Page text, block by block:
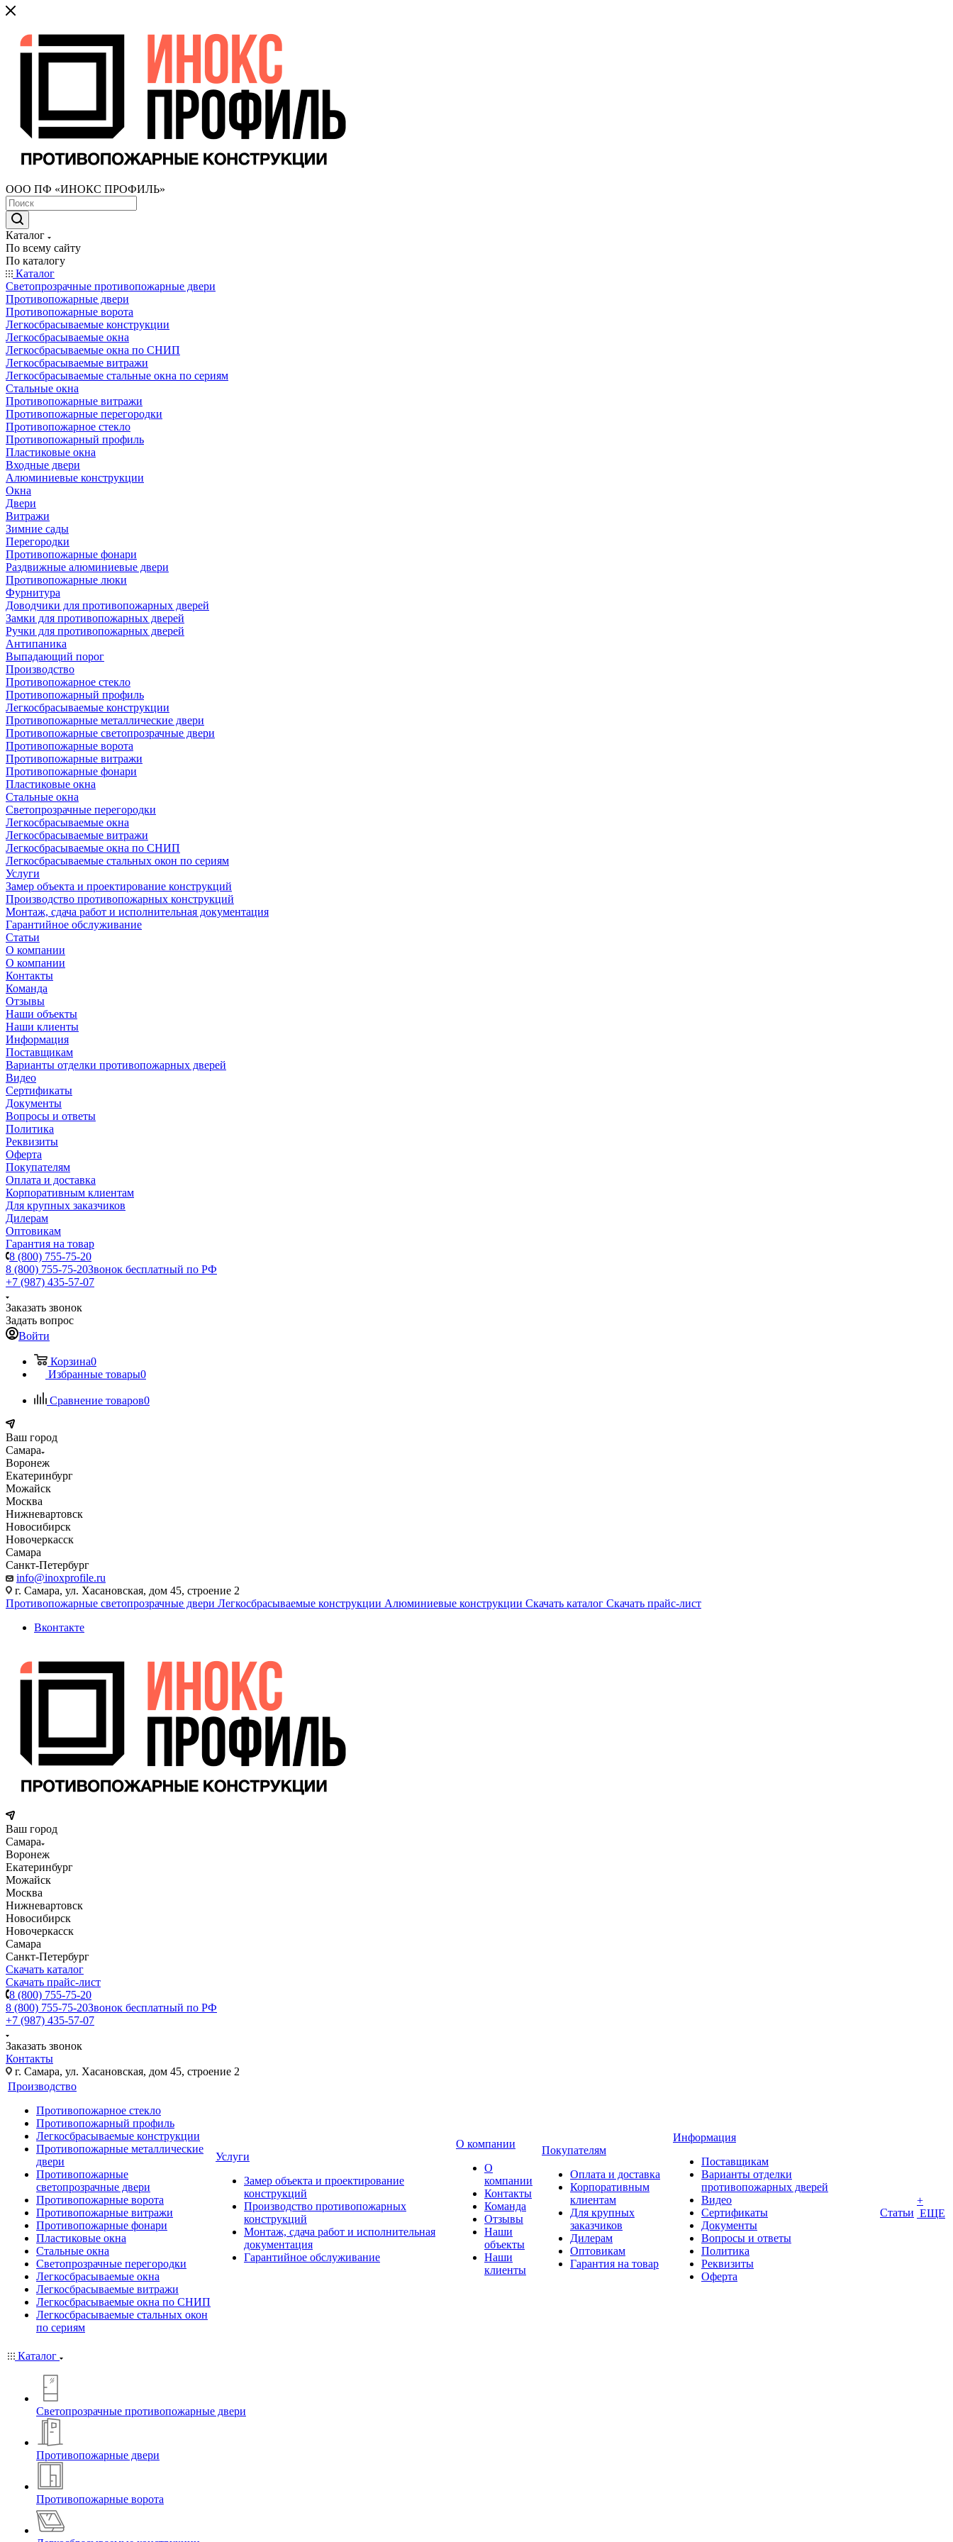
ООО ПФ «ИНОКС ПРОФИЛЬ»
Каталог
По всему сайту
По каталогу
Каталог
Светопрозрачные противопожарные двери
Противопожарные двери
Противопожарные ворота
Легкосбрасываемые конструкции
Легкосбрасываемые окна
Легкосбрасываемые окна по СНИП
Легкосбрасываемые витражи
Легкосбрасываемые стальные окна по сериям
Стальные окна
Противопожарные витражи
Противопожарные перегородки
Противопожарное стекло
Противопожарный профиль
Пластиковые окна
Входные двери
Алюминиевые конструкции
Окна
Двери
Витражи
Зимние сады
Перегородки
Противопожарные фонари
Раздвижные алюминиевые двери
Противопожарные люки
Фурнитура
Доводчики для противопожарных дверей
Замки для противопожарных дверей
Ручки для противопожарных дверей
Антипаника
Выпадающий порог
Производство
Противопожарное стекло
Противопожарный профиль
Легкосбрасываемые конструкции
Противопожарные металлические двери
Противопожарные светопрозрачные двери
Противопожарные ворота
Противопожарные витражи
Противопожарные фонари
Пластиковые окна
Стальные окна
Светопрозрачные перегородки
Легкосбрасываемые окна
Легкосбрасываемые витражи
Легкосбрасываемые окна по СНИП
Легкосбрасываемые стальных окон по сериям
Услуги
Замер объекта и проектирование конструкций
Производство противопожарных конструкций
Монтаж, сдача работ и исполнительная документация
Гарантийное обслуживание
Статьи
О компании
О компании
Контакты
Команда
Отзывы
Наши объекты
Наши клиенты
Информация
Поставщикам
Варианты отделки противопожарных дверей
Видео
Сертификаты
Документы
Вопросы и ответы
Политика
Реквизиты
Оферта
Покупателям
Оплата и доставка
Корпоративным клиентам
Для крупных заказчиков
Дилерам
Оптовикам
Гарантия на товар
8 (800) 755-75-20
8 (800) 755-75-20Звонок бесплатный по РФ
+7 (987) 435-57-07
Заказать звонок
Задать вопрос
Войти
Корзина0
Избранные товары0
Сравнение товаров0
Ваш город
Самара
Воронеж
Екатеринбург
Можайск
Москва
Нижневартовск
Новосибирск
Новочеркасск
Самара
Санкт-Петербург
info@inoxprofile.ru
г. Самара, ул. Хасановская, дом 45, строение 2
Противопожарные светопрозрачные двери Легкосбрасываемые конструкции Алюминиевые конструкции Скачать каталог Скачать прайс-лист
Вконтакте
Ваш город
Самара
Воронеж
Екатеринбург
Можайск
Москва
Нижневартовск
Новосибирск
Новочеркасск
Самара
Санкт-Петербург
Скачать каталог
Скачать прайс-лист
8 (800) 755-75-20
8 (800) 755-75-20Звонок бесплатный по РФ
+7 (987) 435-57-07
Заказать звонок
Контакты
г. Самара, ул. Хасановская, дом 45, строение 2
Производство
Противопожарное стекло
Противопожарный профиль
Легкосбрасываемые конструкции
Противопожарные металлические
двери
Противопожарные
светопрозрачные двери
Противопожарные ворота
Противопожарные витражи
Противопожарные фонари
Пластиковые окна
Стальные окна
Светопрозрачные перегородки
Легкосбрасываемые окна
Легкосбрасываемые витражи
Легкосбрасываемые окна по СНИП
Легкосбрасываемые стальных окон
по сериям
Услуги
Замер объекта и проектирование
конструкций
Производство противопожарных
конструкций
Монтаж, сдача работ и исполнительная
документация
Гарантийное обслуживание
О компании
О
компании
Контакты
Команда
Отзывы
Наши
объекты
Наши
клиенты
Покупателям
Оплата и доставка
Корпоративным
клиентам
Для крупных
заказчиков
Дилерам
Оптовикам
Гарантия на товар
Информация
Поставщикам
Варианты отделки
противопожарных дверей
Видео
Сертификаты
Документы
Вопросы и ответы
Политика
Реквизиты
Оферта
Статьи
+
ЕЩЕ
Каталог
Светопрозрачные противопожарные двери
Противопожарные двери
Противопожарные ворота